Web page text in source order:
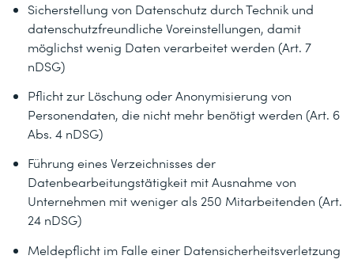
Sicherstellung von Datenschutz durch Technik und
datenschutzfreundliche Voreinstellungen, damit
möglichst wenig Daten verarbeitet werden (Art. 7
nDSG)
Pflicht zur Löschung oder Anonymisierung von
Personendaten, die nicht mehr benötigt werden (Art. 6
Abs. 4 nDSG)
Führung eines Verzeichnisses der
Datenbearbeitungstätigkeit mit Ausnahme von
Unternehmen mit weniger als 250 Mitarbeitenden (Art.
24 nDSG)
Meldepflicht im Falle einer Datensicherheitsverletzung